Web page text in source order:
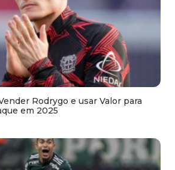
Rodrygo e usar Valor para
em 2025